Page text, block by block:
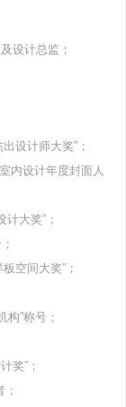
设计总监；
设计师大奖”；
内设计年度封面人
大奖”；
空间大奖”；
”称号；
奖”；